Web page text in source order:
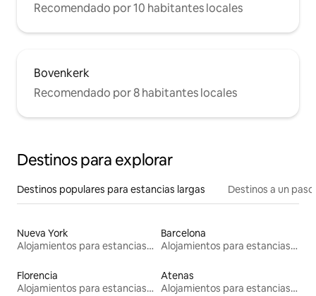
Recomendado por 10 habitantes locales
Bovenkerk
Recomendado por 8 habitantes locales
Destinos para explorar
Destinos populares para estancias largas Destinos a un
Nueva York
Alojamientos para estancias largas
Barcelona
Alojamientos para estancias largas
Florencia
Alojamientos para estancias largas
Atenas
Alojamientos para estancias largas